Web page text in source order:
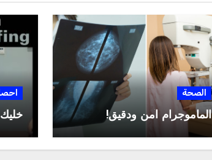
الصحة
الماموجرام آمن ودقيق!